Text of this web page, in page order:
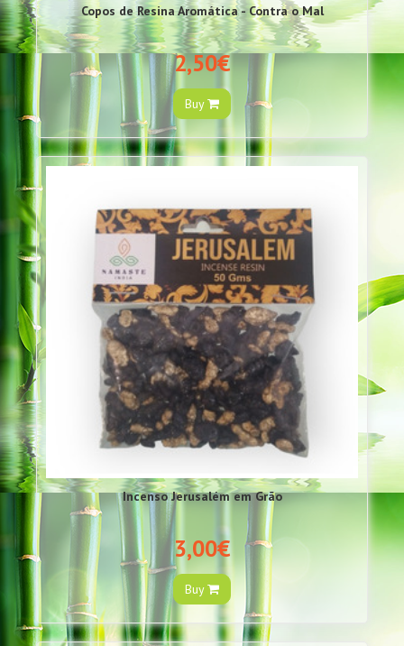
Copos de Resina Aromática - Contra o Mal
2,50€
Buy
Incenso Jerusalém em Grão
3,00€
Buy